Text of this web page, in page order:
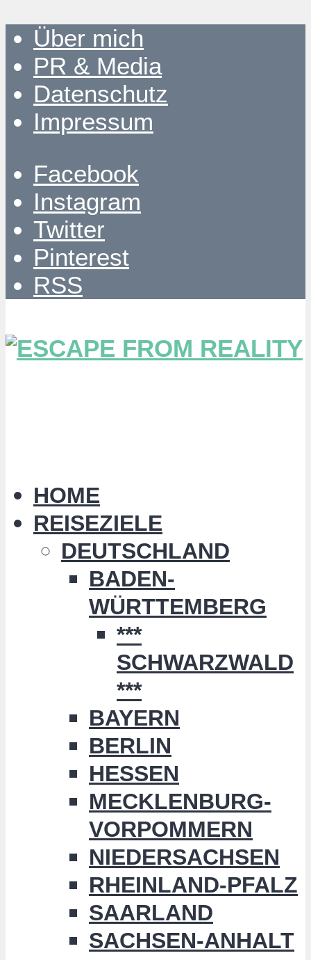
Über mich
PR & Media
Datenschutz
Impressum
Facebook
Instagram
Twitter
Pinterest
RSS
HOME
REISEZIELE
DEUTSCHLAND
BADEN-
WÜRTTEMBERG
***
SCHWARZWALD
***
BAYERN
BERLIN
HESSEN
MECKLENBURG-
VORPOMMERN
NIEDERSACHSEN
RHEINLAND-PFALZ
SAARLAND
SACHSEN-ANHALT